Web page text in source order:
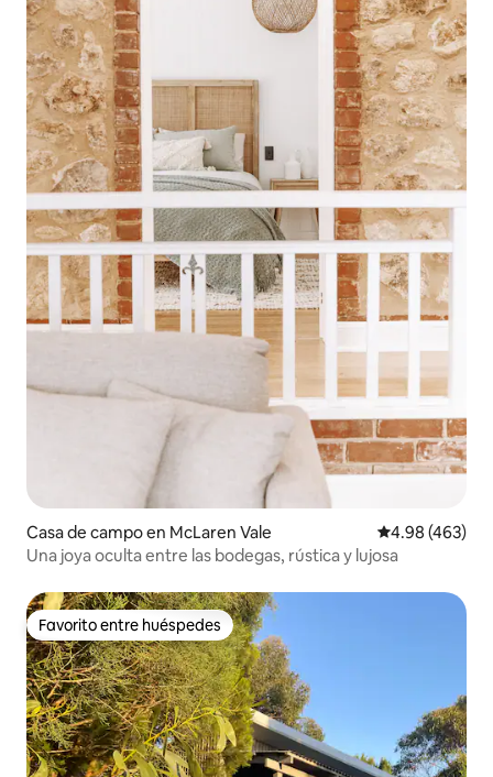
Casa de campo en McLaren Vale Calificación
4.98 (463)
Una joya oculta entre las bodegas, rústica y lujosa
Favorito entre huéspedes
Favorito entre huéspedes